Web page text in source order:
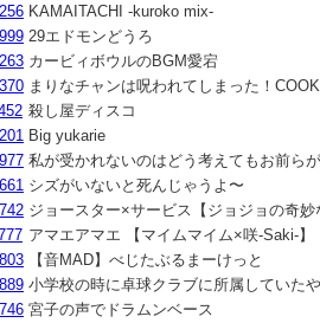
KAMAITACHI -kuroko mix-
29エドモンどうろ
カービィボウルのBGM愛宕
まりなチャンは呪われてしまった！
殺し屋ディスコ
Big yukarie
私が受かれないのはどう考えてもお前ら
シズがいないと死んじゃうよ〜
ジョースター×サービス【ジョジョの奇妙
アマエアマエ 【マイムマイム×咲-Saki-】
【音MAD】べじたぶるまーけっと
小学校の時に卓球クラブに所属していた
宮子の声でドラムンベース